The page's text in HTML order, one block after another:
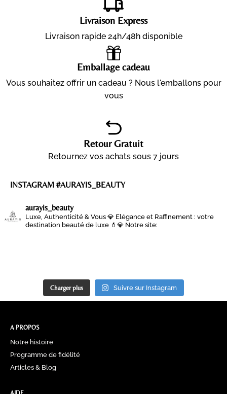
Livraison Express
Livraison rapide 24h/48h disponible
Emballage cadeau
Vous souhaitez offrir un cadeau ? Nous l'emballons pour
vous
Retour Gratuit
Retournez vos achats sous 7 jours
INSTAGRAM #AURAYIS_BEAUTY
aurayis_beauty
Luxe, Authenticité & Vous 💎 Elégance et Raffinement : votre
destination beauté de luxe 💄💎 Notre site:
Charger plus Suivre sur Instagram
A PROPOS
Notre histoire
Programme de fidélité
Articles & Blog